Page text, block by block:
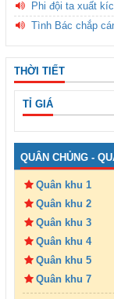
Phi đội ta xuất
Tình Bác chắp
THỜI TIẾT
TỈ GIÁ
QUÂN CHỦNG -
Quân khu 1
Quân khu 2
Quân khu 3
Quân khu 4
Quân khu 5
Quân khu 7